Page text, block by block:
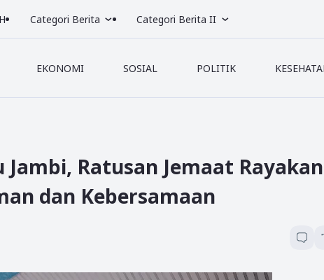
Categori Berita Categori Berita II
EKONOMI SOSIAL POLITIK
Ratusan Jemaat Rayakan
dan Kebersamaan